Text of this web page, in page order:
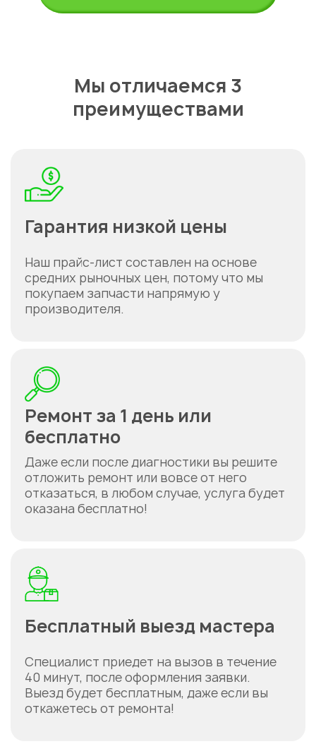
Мы отличаемся 3
преимуществами
Гарантия низкой цены
Наш прайс-лист составлен на основе
средних рыночных цен, потому что мы
покупаем запчасти напрямую у
производителя.
Ремонт за 1 день или
бесплатно
Даже если после диагностики вы решите
отложить ремонт или вовсе от него
отказаться, в любом случае, услуга будет
оказана бесплатно!
Бесплатный выезд мастера
Специалист приедет на вызов в течение
40 минут, после оформления заявки.
Выезд будет бесплатным, даже если вы
откажетесь от ремонта!